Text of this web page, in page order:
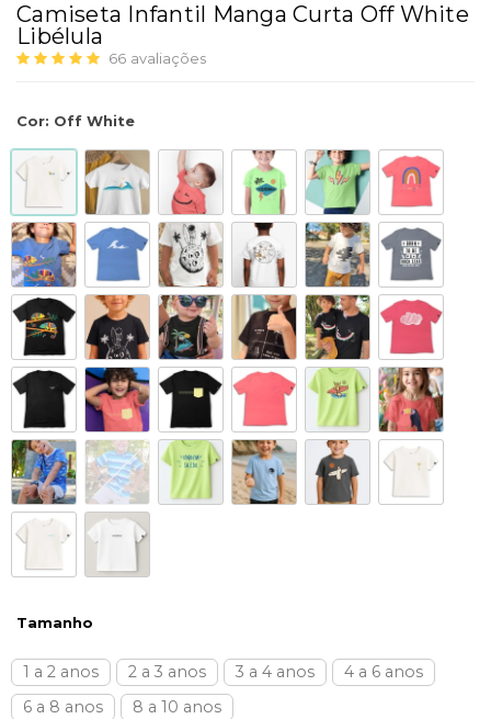
Camiseta Infantil Manga Curta Off White
Libélula
66 avaliações
Cor: Off White
Tamanho
1 a 2 anos 2 a 3 anos 3 a 4 anos
4 a 6 anos
6 a 8 anos
8 a 10 anos